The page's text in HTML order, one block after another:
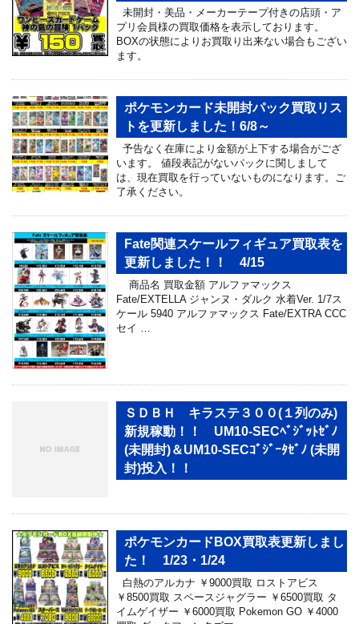
未開封・美品・メーカーテープ付きの店頭・ア
プリ会員様の買取価格を表示しております。
BOXの状態によりお買取り出来ない場合もござい
ます。
ポケモンカード未開封パック買取リス
トを更新しました！6/8～
予告なく在庫により金額が上下する場合がござ
います。 値段表記がないパックに関しまして
は、現在買取を行っていないものになります。ご
了承ください。
Fate関連スケールフィギュア買取表を
更新しました！！ 4/15
商品名 買取金額 アルファマックス
Fate/EXTELLA ジャンヌ・ダルク 水着Ver. 1/7ス
ケール 5940 アルファマックス Fate/EXTRA CCC
セイ …
ＳＤＢＨ キラステ３００(１列のみ)
新規稼動！！ UM10-SECﾍﾞｼﾞｯﾄｾﾞﾉ
(未開封)＆UM10-SECｺﾞｼﾞｰﾀｾﾞﾉ (未開
封)投入！！
ポケモンカードBOX買取表更新しまし
た！ 1/23・1/24
白熱のアルカナ ￥9000買取 ロストアビス
￥8500買取 スペースジャグラー ￥6500買取 タ
イムゲイザー ￥6000買取 Pokemon GO ￥4000